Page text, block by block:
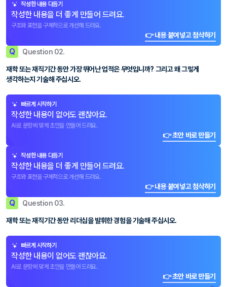
작성한 내용 다듬기
작성한 내용을 더 좋게 만들어 드려요.
구조와 표현을 구체적으로 개선해 드려요.
👉 내용 붙여넣고 첨삭하기
Q Question 02.
재학 또는 재직기간 동안 가장 뛰어난 업적은 무엇입니까? 그리고 왜 그렇게
생각하는지 기술해 주십시오.
빠르게 시작하기
작성한 내용이 없어도 괜찮아요.
AI로 문항에 맞게 초안을 만들어 드려요.
👉 초안 바로 만들기
작성한 내용 다듬기
작성한 내용을 더 좋게 만들어 드려요.
구조와 표현을 구체적으로 개선해 드려요.
👉 내용 붙여넣고 첨삭하기
Q Question 03.
재학 또는 재직기간 동안 리더십을 발휘한 경험을 기술해 주십시오.
빠르게 시작하기
작성한 내용이 없어도 괜찮아요.
AI로 문항에 맞게 초안을 만들어 드려요.
👉 초안 바로 만들기